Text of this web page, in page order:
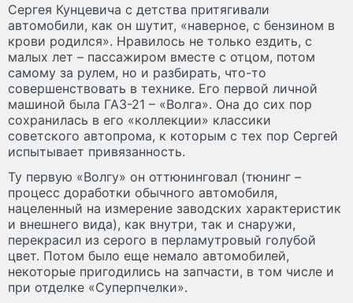
Сергея Кунцевича с детства притягивали
автомобили, как он шутит, «наверное, с бензином в
крови родился». Нравилось не только ездить, с
малых лет – пассажиром вместе с отцом, потом
самому за рулем, но и разбирать, что-то
совершенствовать в технике. Его первой личной
машиной была ГАЗ-21 – «Волга». Она до сих пор
сохранилась в его «коллекции» классики
советского автопрома, к которым с тех пор Сергей
испытывает привязанность.
Ту первую «Волгу» он оттюнинговал (тюнинг –
процесс доработки обычного автомобиля,
нацеленный на измерение заводских характеристик
и внешнего вида), как внутри, так и снаружи,
перекрасил из серого в перламутровый голубой
цвет. Потом было еще немало автомобилей,
некоторые пригодились на запчасти, в том числе и
при отделке «Суперпчелки».